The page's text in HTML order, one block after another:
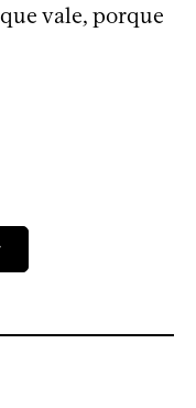
vale, porque